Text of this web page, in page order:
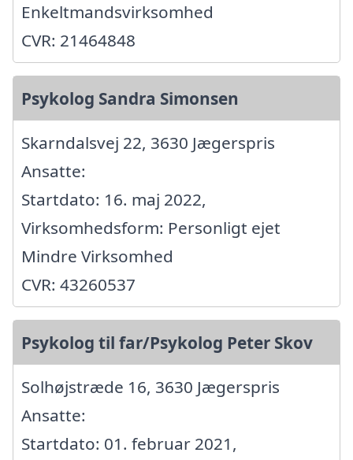
Enkeltmandsvirksomhed
CVR: 21464848
Psykolog Sandra Simonsen
Skarndalsvej 22, 3630 Jægerspris
Ansatte:
Startdato: 16. maj 2022,
Virksomhedsform: Personligt ejet
Mindre Virksomhed
CVR: 43260537
Psykolog til far/Psykolog Peter Skov
Solhøjstræde 16, 3630 Jægerspris
Ansatte:
Startdato: 01. februar 2021,